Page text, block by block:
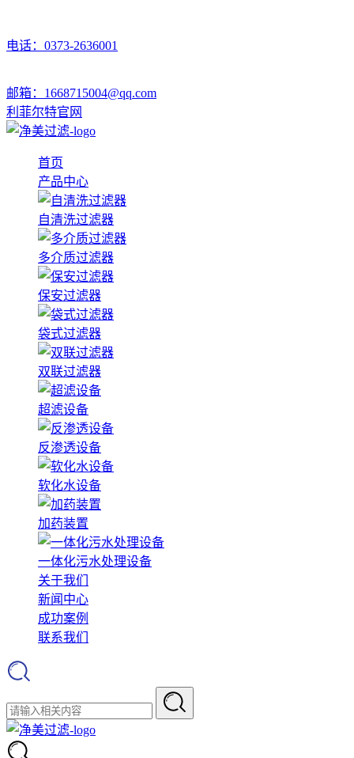
电话：0373-2636001
邮箱：1668715004@qq.com
利菲尔特官网
首页
产品中心
自清洗过滤器
多介质过滤器
保安过滤器
袋式过滤器
双联过滤器
超滤设备
反渗透设备
软化水设备
加药装置
一体化污水处理设备
关于我们
新闻中心
成功案例
联系我们